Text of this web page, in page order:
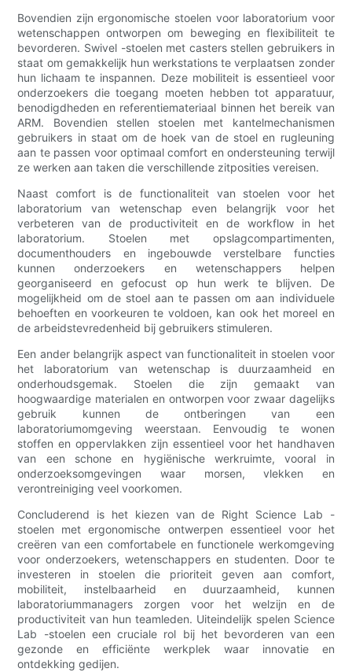
Bovendien zijn ergonomische stoelen voor laboratorium voor
wetenschappen ontworpen om beweging en flexibiliteit te
bevorderen. Swivel -stoelen met casters stellen gebruikers in
staat om gemakkelijk hun werkstations te verplaatsen zonder
hun lichaam te inspannen. Deze mobiliteit is essentieel voor
onderzoekers die toegang moeten hebben tot apparatuur,
benodigdheden en referentiemateriaal binnen het bereik van
ARM. Bovendien stellen stoelen met kantelmechanismen
gebruikers in staat om de hoek van de stoel en rugleuning
aan te passen voor optimaal comfort en ondersteuning terwijl
ze werken aan taken die verschillende zitposities vereisen.
Naast comfort is de functionaliteit van stoelen voor het
laboratorium van wetenschap even belangrijk voor het
verbeteren van de productiviteit en de workflow in het
laboratorium. Stoelen met opslagcompartimenten,
documenthouders en ingebouwde verstelbare functies
kunnen onderzoekers en wetenschappers helpen
georganiseerd en gefocust op hun werk te blijven. De
mogelijkheid om de stoel aan te passen om aan individuele
behoeften en voorkeuren te voldoen, kan ook het moreel en
de arbeidstevredenheid bij gebruikers stimuleren.
Een ander belangrijk aspect van functionaliteit in stoelen voor
het laboratorium van wetenschap is duurzaamheid en
onderhoudsgemak. Stoelen die zijn gemaakt van
hoogwaardige materialen en ontworpen voor zwaar dagelijks
gebruik kunnen de ontberingen van een
laboratoriumomgeving weerstaan. Eenvoudig te wonen
stoffen en oppervlakken zijn essentieel voor het handhaven
van een schone en hygiënische werkruimte, vooral in
onderzoeksomgevingen waar morsen, vlekken en
verontreiniging veel voorkomen.
Concluderend is het kiezen van de Right Science Lab -
stoelen met ergonomische ontwerpen essentieel voor het
creëren van een comfortabele en functionele werkomgeving
voor onderzoekers, wetenschappers en studenten. Door te
investeren in stoelen die prioriteit geven aan comfort,
mobiliteit, instelbaarheid en duurzaamheid, kunnen
laboratoriummanagers zorgen voor het welzijn en de
productiviteit van hun teamleden. Uiteindelijk spelen Science
Lab -stoelen een cruciale rol bij het bevorderen van een
gezonde en efficiënte werkplek waar innovatie en
ontdekking gedijen.